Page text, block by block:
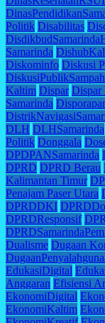
Politik Disabilitas
Samarinda
Diskominfo Diskusi
DiskusiPublikSampah
Kaltim Dispar Dispar
Samarinda
DLH DLHSamarinda
Politik Donggala
DPDPANSamarinda
DPRD DPRD Berau
Kalimantan Timur
Penajam Paser Utara
DPRDDKI
DPRDResponsif
Dualisme Dugaan
EdukasiDigital
Anggaran Efisiensi
EkonomiDigital
EkonomiKaltim